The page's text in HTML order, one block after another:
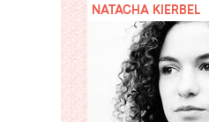
NATACHA KIERBEL